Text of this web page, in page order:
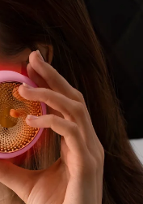
Kullanici profi̇li̇
Cihazlarım
Siparişlerim
Adresim
Aboneliklerim
Español
Português
Русский
繁體中文